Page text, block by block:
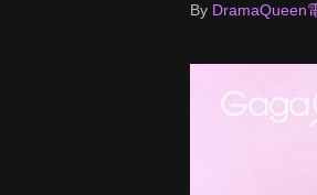
By DramaQueen